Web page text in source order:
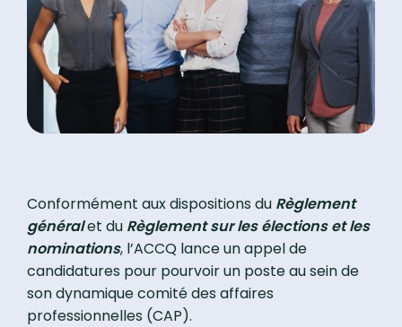
Conformément aux dispositions du Règlement
généralet du Règlement sur les élections et les
nominations, l’ACCQ lance un appel de
candidatures pour pourvoir un poste au sein de
son dynamique comité des affaires
professionnelles (CAP).